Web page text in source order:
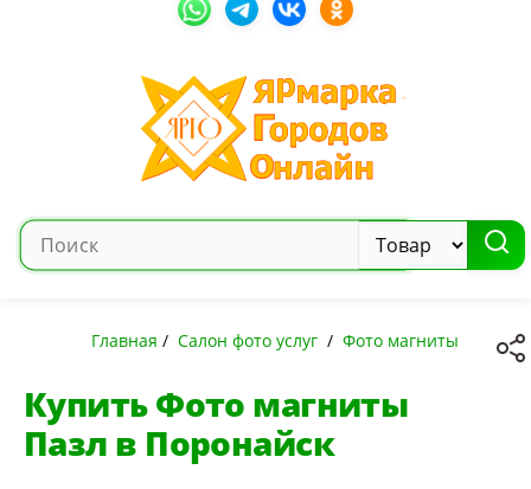
Главная / Салон фото услуг/ Фото магниты
Купить Фото магниты
Пазл в Поронайск